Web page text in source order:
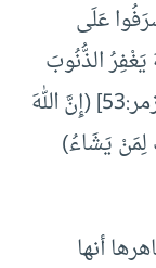
عَلَى
يَغْفِرُ الذُّنُوبَ
جَمِيعًا إِنَّهُ هُوَ الغَفُورُ الرَّحِيمُ) [سورة الزمر:53] (إِنَّ اللهَ
لِمَنْ يَشَاءُ)
أنها